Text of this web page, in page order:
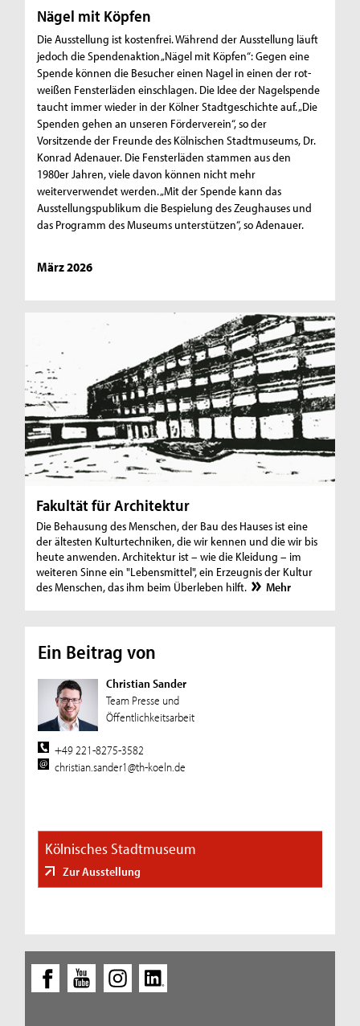
Nägel mit Köpfen
Die Ausstellung ist kostenfrei. Während der Ausstellung läuft
jedoch die Spendenaktion „Nägel mit Köpfen“: Gegen eine
Spende können die Besucher einen Nagel in einen der rot-
weißen Fensterläden einschlagen. Die Idee der Nagelspende
taucht immer wieder in der Kölner Stadtgeschichte auf. „Die
Spenden gehen an unseren Förderverein“, so der
Vorsitzende der Freunde des Kölnischen Stadtmuseums, Dr.
Konrad Adenauer. Die Fensterläden stammen aus den
1980er Jahren, viele davon können nicht mehr
weiterverwendet werden. „Mit der Spende kann das
Ausstellungspublikum die Bespielung des Zeughauses und
das Programm des Museums unterstützen“, so Adenauer.
März 2026
Fakultät für Architektur
Die Behausung des Menschen, der Bau des Hauses ist eine
der ältesten Kulturtechniken, die wir kennen und die wir bis
heute anwenden. Architektur ist – wie die Kleidung – im
weiteren Sinne ein "Lebensmittel", ein Erzeugnis der Kultur
des Menschen, das ihm beim Überleben hilft.
Mehr
Ein Beitrag von
Christian Sander
Team Presse und
Öffentlichkeitsarbeit
+49 221-8275-3582
christian.sander1@th-koeln.de
Kölnisches Stadtmuseum
Zur Ausstellung